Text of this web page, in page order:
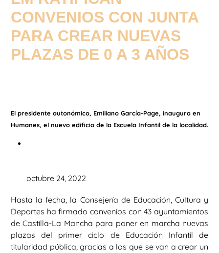
CONVENIOS CON JUNTA
PARA CREAR NUEVAS
PLAZAS DE 0 A 3 AÑOS
El presidente autonómico, Emiliano García-Page, inaugura en
Humanes, el nuevo edificio de la Escuela Infantil de la localidad.
octubre 24, 2022
Hasta la fecha, la Consejería de Educación, Cultura y
Deportes ha firmado convenios con 43 ayuntamientos
de Castilla-La Mancha para poner en marcha nuevas
plazas del primer ciclo de Educación Infantil de
titularidad pública, gracias a los que se van a crear un